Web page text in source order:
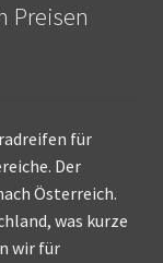
Preisen
für
Der
Österreich.
was kurze
wir für